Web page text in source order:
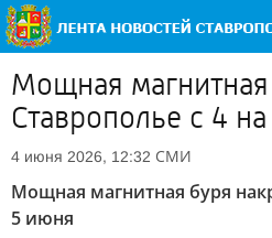
Мощная магнитная
Ставрополье с 4
4 июня 2026, 12:32 СМИ
Мощная магнитная буря
5 июня